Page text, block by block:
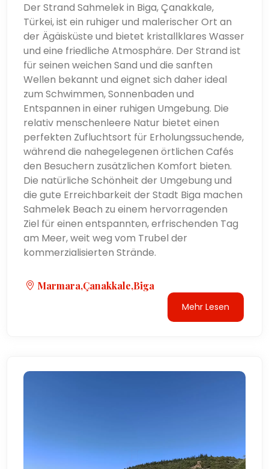
Der Strand Sahmelek in Biga, Çanakkale,
Türkei, ist ein ruhiger und malerischer Ort an
der Ägäisküste und bietet kristallklares Wasser
und eine friedliche Atmosphäre. Der Strand ist
für seinen weichen Sand und die sanften
Wellen bekannt und eignet sich daher ideal
zum Schwimmen, Sonnenbaden und
Entspannen in einer ruhigen Umgebung. Die
relativ menschenleere Natur bietet einen
perfekten Zufluchtsort für Erholungssuchende,
während die nahegelegenen örtlichen Cafés
den Besuchern zusätzlichen Komfort bieten.
Die natürliche Schönheit der Umgebung und
die gute Erreichbarkeit der Stadt Biga machen
Sahmelek Beach zu einem hervorragenden
Ziel für einen entspannten, erfrischenden Tag
am Meer, weit weg vom Trubel der
kommerzialisierten Strände.
Marmara,Çanakkale,Biga
Mehr Lesen